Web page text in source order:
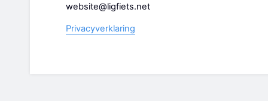
website@ligfiets.net
Privacyverklaring